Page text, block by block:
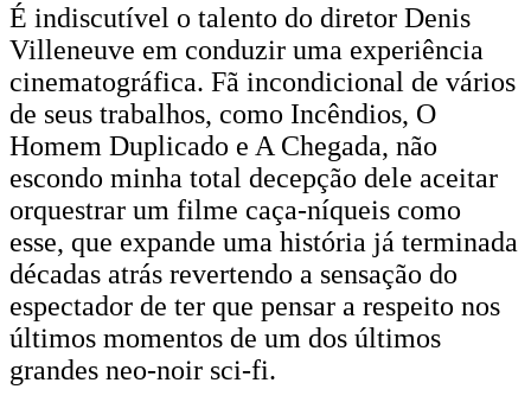
É indiscutível o talento do diretor Denis
Villeneuve em conduzir uma experiência
cinematográfica. Fã incondicional de vários
de seus trabalhos, como Incêndios, O
Homem Duplicado e A Chegada, não
escondo minha total decepção dele aceitar
orquestrar um filme caça-níqueis como
esse, que expande uma história já terminada
décadas atrás revertendo a sensação do
espectador de ter que pensar a respeito nos
últimos momentos de um dos últimos
grandes neo-noir sci-fi.